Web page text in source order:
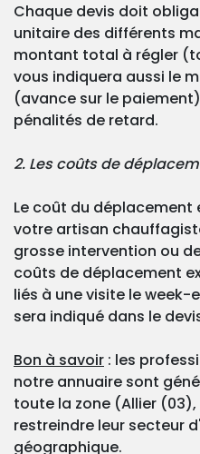
Chaque devis doit
unitaire des différents
montant total à régler
vous indiquera aussi le
(avance sur le
pénalités de retard.
2. Les coûts de
Le coût du
votre artisan
grosse intervention ou
coûts de déplacement
liés à une visite le week-
sera indiqué dans le
Bon à savoir : les
notre annuaire sont
toute la zone (Allier
restreindre leur secteur
géographique.